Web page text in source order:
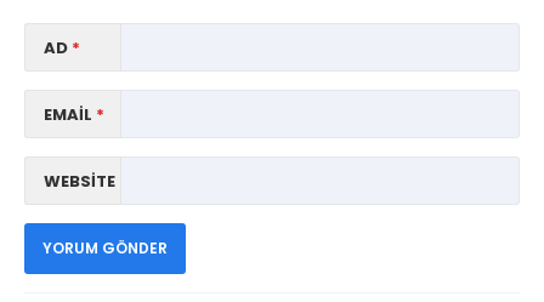
AD *
EMAIL *
WEBSITE